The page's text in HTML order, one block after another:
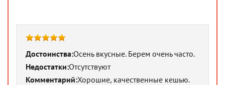
Достоинства:Осень вкусные. Берем очень часто.
Недостатки:Отсутствуют
Комментарий:Хорошие, качественные кешью.